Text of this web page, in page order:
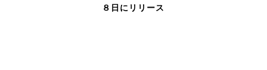
８日にリリース